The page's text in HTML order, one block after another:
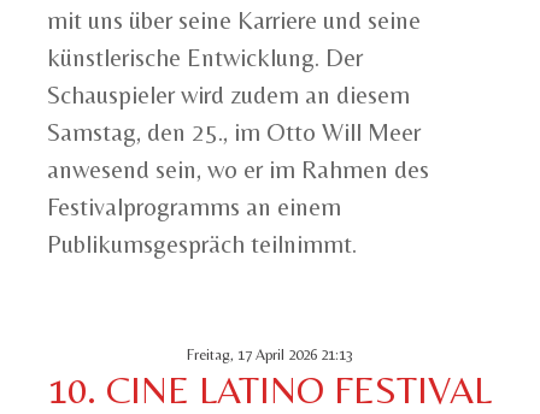
mit uns über seine Karriere und seine
künstlerische Entwicklung. Der
Schauspieler wird zudem an diesem
Samstag, den 25., im Otto Will Meer
anwesend sein, wo er im Rahmen des
Festivalprogramms an einem
Publikumsgespräch teilnimmt.
Freitag, 17 April 2026 21:13
10. CINE LATINO FESTIVAL